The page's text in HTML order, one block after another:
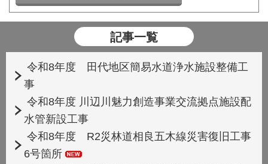
記事一覧
令和8年度 田代地区簡易水道浄水施設整備工
事
令和8年度 川辺川魅力創造事業交流拠点施設配
水管新設工事
令和8年度 R2災林道相良五木線災害復旧工事
6号箇所